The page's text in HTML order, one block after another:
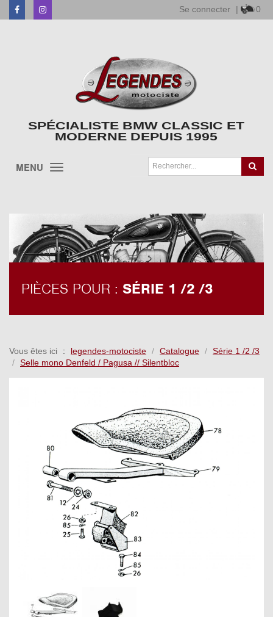
FacebookInstagram Se connecter | 0
SPÉCIALISTE BMW CLASSIC ET
MODERNE DEPUIS 1995
MENU
PIÈCES POUR : SÉRIE 1 /2 /3
Vous êtes ici legendes-motociste Catalogue
Série 1 /2 /3
Selle mono Denfeld / Pagusa // Silentbloc